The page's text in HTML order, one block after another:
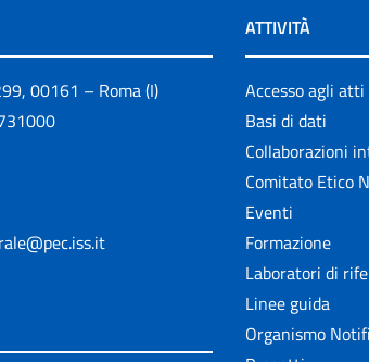
00161 – Roma (I)
ATTIVITÀ
Accesso agli atti
Basi di dati
Collaborazioni
Comitato Etico
Eventi
Formazione
Laboratori di
Linee guida
Organismo